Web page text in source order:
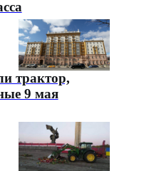
трактор,
9 мая